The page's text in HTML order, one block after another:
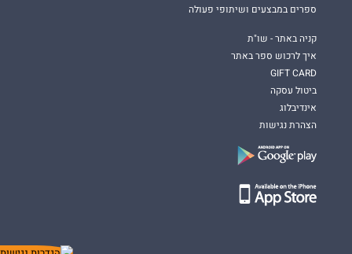
ספרים במבצעים ושיתופי פעולה
קניה באתר - שו"ת
איך לרכוש ספר באתר
GIFT CARD
ביטול עסקה
אינדיבלוג
הצהרת נגישות